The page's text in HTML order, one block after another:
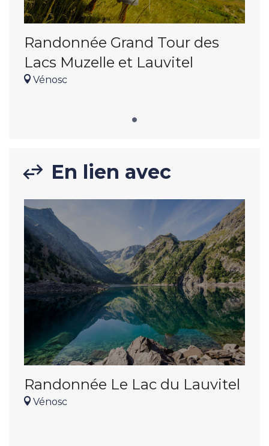
Randonnée Grand Tour des
Lacs Muzelle et Lauvitel
Vénosc
En lien avec
Randonnée Le Lac du Lauvitel
Vénosc